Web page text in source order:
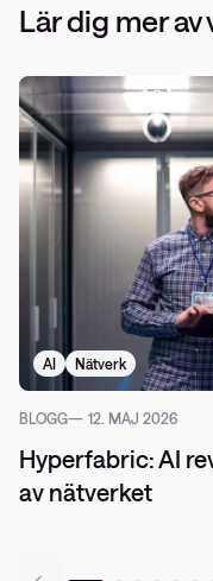
Lär dig mer
AI Nätverk
BLOGG 12. MAJ 2026
Hyperfabric: AI
av nätverket